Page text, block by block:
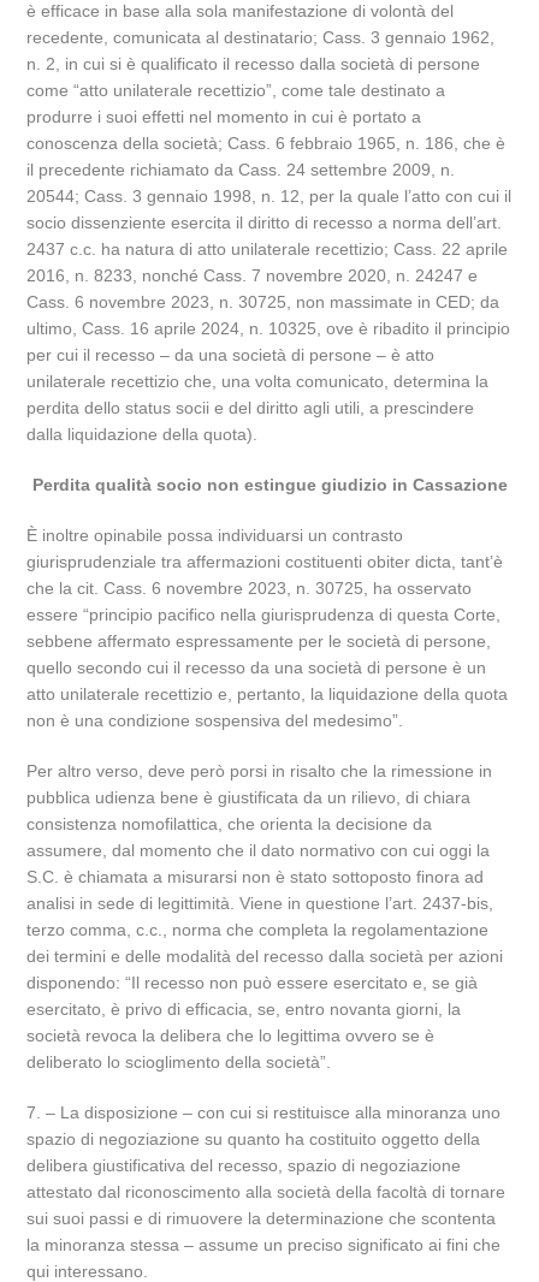
è efficace in base alla sola manifestazione di volontà del
recedente, comunicata al destinatario; Cass. 3 gennaio 1962,
n. 2, in cui si è qualificato il recesso dalla società di persone
come “atto unilaterale recettizio”, come tale destinato a
produrre i suoi effetti nel momento in cui è portato a
conoscenza della società; Cass. 6 febbraio 1965, n. 186, che è
il precedente richiamato da Cass. 24 settembre 2009, n.
20544; Cass. 3 gennaio 1998, n. 12, per la quale l’atto con cui il
socio dissenziente esercita il diritto di recesso a norma dell’art.
2437 c.c. ha natura di atto unilaterale recettizio; Cass. 22 aprile
2016, n. 8233, nonché Cass. 7 novembre 2020, n. 24247 e
Cass. 6 novembre 2023, n. 30725, non massimate in CED; da
ultimo, Cass. 16 aprile 2024, n. 10325, ove è ribadito il principio
per cui il recesso – da una società di persone – è atto
unilaterale recettizio che, una volta comunicato, determina la
perdita dello status socii e del diritto agli utili, a prescindere
dalla liquidazione della quota).
Perdita qualità socio non estingue giudizio in Cassazione
È inoltre opinabile possa individuarsi un contrasto
giurisprudenziale tra affermazioni costituenti obiter dicta, tant’è
che la cit. Cass. 6 novembre 2023, n. 30725, ha osservato
essere “principio pacifico nella giurisprudenza di questa Corte,
sebbene affermato espressamente per le società di persone,
quello secondo cui il recesso da una società di persone è un
atto unilaterale recettizio e, pertanto, la liquidazione della quota
non è una condizione sospensiva del medesimo”.
Per altro verso, deve però porsi in risalto che la rimessione in
pubblica udienza bene è giustificata da un rilievo, di chiara
consistenza nomofilattica, che orienta la decisione da
assumere, dal momento che il dato normativo con cui oggi la
S.C. è chiamata a misurarsi non è stato sottoposto finora ad
analisi in sede di legittimità. Viene in questione l’art. 2437-bis,
terzo comma, c.c., norma che completa la regolamentazione
dei termini e delle modalità del recesso dalla società per azioni
disponendo: “Il recesso non può essere esercitato e, se già
esercitato, è privo di efficacia, se, entro novanta giorni, la
società revoca la delibera che lo legittima ovvero se è
deliberato lo scioglimento della società”.
7. – La disposizione – con cui si restituisce alla minoranza uno
spazio di negoziazione su quanto ha costituito oggetto della
delibera giustificativa del recesso, spazio di negoziazione
attestato dal riconoscimento alla società della facoltà di tornare
sui suoi passi e di rimuovere la determinazione che scontenta
la minoranza stessa – assume un preciso significato ai fini che
qui interessano.